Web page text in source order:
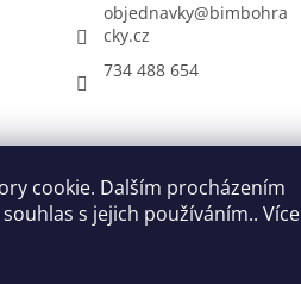
cookie. Dalším procházením
s jejich používáním.. Více
objednavky@bimbohra
cky.cz
734 488 654